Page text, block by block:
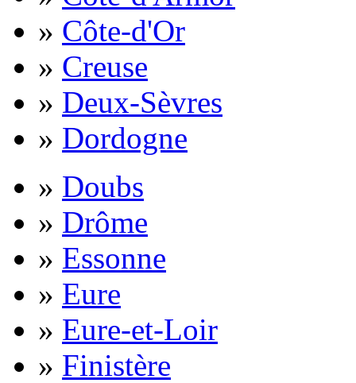
» Côte-d'Or
» Creuse
» Deux-Sèvres
» Dordogne
» Doubs
» Drôme
» Essonne
» Eure
» Eure-et-Loir
» Finistère